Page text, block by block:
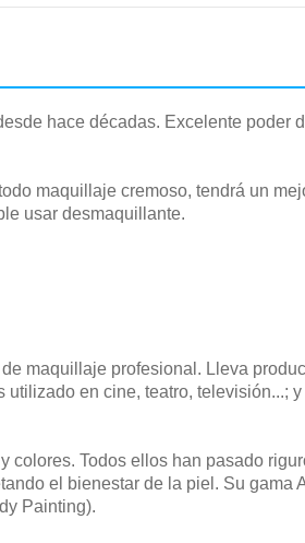
hace décadas. Excelente poder
maquillaje cremoso, tendrá un
usar desmaquillante.
maquillaje profesional. Lleva
en cine, teatro, televisión...;
colores. Todos ellos han pasado
el bienestar de la piel. Su gama
Painting).